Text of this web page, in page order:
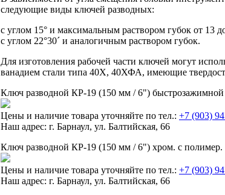
следующие виды ключей разводных:
с углом 15° и максимальным раствором губок от 13
с углом 22°30´ и аналогичным раствором губок.
Для изготовления рабочей части ключей могут
ванадием стали типа 40Х, 40ХФА, имеющие
Ключ разводной КР-19 (150 мм / 6")
Цены и наличие товара уточняйте по тел.: +7 (903)
Наш адрес: г. Барнаул, ул. Балтийская, 66
Ключ разводной КР-19 (150 мм / 6") хром. с полимер.
Цены и наличие товара уточняйте по тел.: +7 (903)
Наш адрес: г. Барнаул, ул. Балтийская, 66